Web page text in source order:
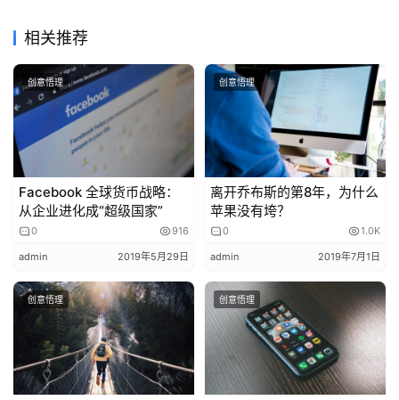
材
是的，事实就是这么魔幻！如果按照社会达尔文主义，或者
丛林法则，这些人是要被社会淘汰的！人类是要往更先进的
方向进化的！
猪的理想是什么？吃饱喝足，睡好睡足！然后好好长肉，长
膘，被人端上饭桌！No，它不想，可是那又有什么关系
呢？因为它无法思考！请注意，这里第一次出现，思考！
老虎的理想是什么？吃饱喝足，但是如果老虎学不会自己捕
懒惰的不想学习的老虎，就爵迹江湖了，因为它找不到食
物，都饿死了！
人的第一层次理想是什么？吃饱喝足，在这一点上和动物无
疑！靠什么吃饱喝足？靠自己的能力！靠自己的双手！太懒
相关推荐
创意悟理
Facebook 全球货币战略：
从企业进化成“超级国家”
0 916
admin 2019年5月29日
创意悟理
离开乔布斯的第8年，为什么
苹果没有垮？
0 1.0K
admin 2019年7月1日
创意悟理 创意悟理